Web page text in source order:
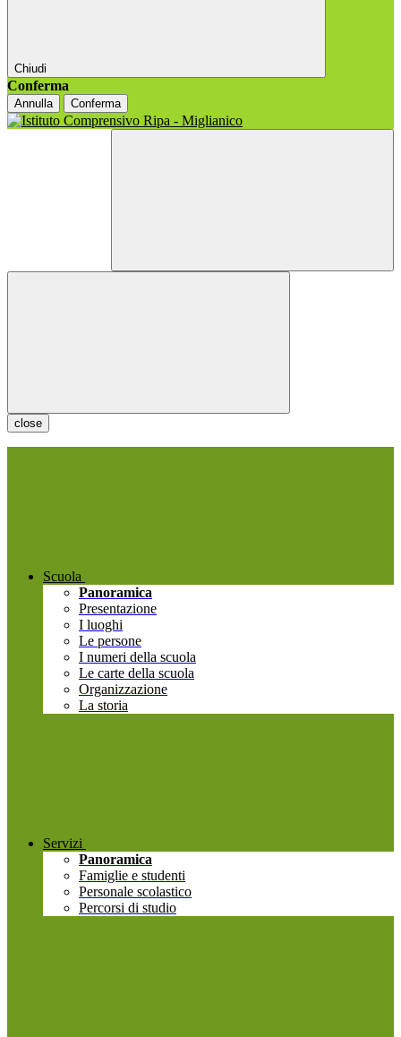
Chiudi
Conferma
Annulla Conferma
close
Scuola
Panoramica
Presentazione
I luoghi
Le persone
I numeri della scuola
Le carte della scuola
Organizzazione
La storia
Servizi
Panoramica
Famiglie e studenti
Personale scolastico
Percorsi di studio